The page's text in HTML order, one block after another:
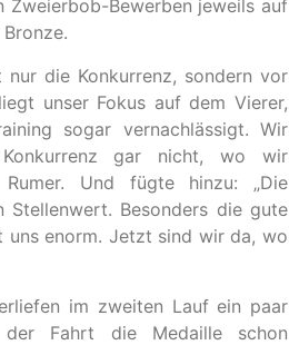
Zweierbob-Bewerben jeweils auf
die Konkurrenz, sondern vor
unser Fokus auf dem Vierer,
sogar vernachlässigt. Wir
gar nicht, wo wir
Rumer. Und fügte hinzu: „Die
Stellenwert. Besonders die gute
enorm. Jetzt sind wir da, wo
im zweiten Lauf ein paar
der Fahrt die Medaille schon